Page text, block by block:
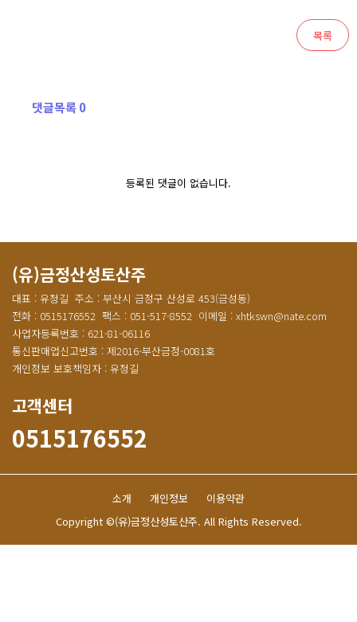
목록
댓글목록 0
등록된 댓글이 없습니다.
(유)금정산성토산주
대표 : 유청길 주소 : 부산시 금정구 산성로 453(금성동)
전화 : 0515176552 팩스 : 051-517-8552 이메일 : xhtkswn@nate.com
사업자등록번호 : 621-81-06116
통신판매업신고번호 : 제2016-부산금정-0081호
개인정보 보호책임자 : 유청길
고객센터
0515176552
소개 개인정보
이용약관
Copyright ©(유)금정산성토산주. All Rights Reserved.